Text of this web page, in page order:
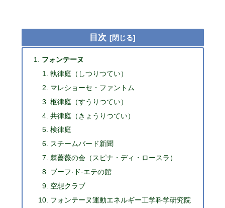
目次
フォンテーヌ
執律庭（しつりつてい）
マレショーセ・ファントム
枢律庭（すうりつてい）
共律庭（きょうりつてい）
検律庭
スチームバード新聞
棘薔薇の会（スピナ・ディ・ロースラ）
ブーフ·ド·エテの館
空想クラブ
フォンテーヌ運動エネルギー工学科学研究院